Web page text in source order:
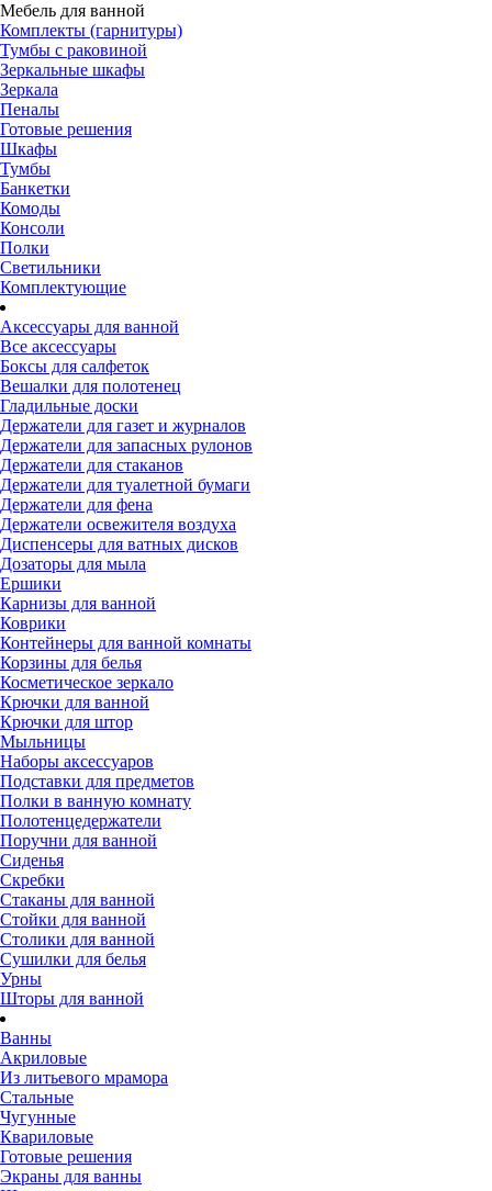
Мебель для ванной
Комплекты (гарнитуры)
Тумбы с раковиной
Зеркальные шкафы
Зеркала
Пеналы
Готовые решения
Шкафы
Тумбы
Банкетки
Комоды
Консоли
Полки
Светильники
Комплектующие
Аксессуары для ванной
Все аксессуары
Боксы для салфеток
Вешалки для полотенец
Гладильные доски
Держатели для газет и журналов
Держатели для запасных рулонов
Держатели для стаканов
Держатели для туалетной бумаги
Держатели для фена
Держатели освежителя воздуха
Диспенсеры для ватных дисков
Дозаторы для мыла
Ершики
Карнизы для ванной
Коврики
Контейнеры для ванной комнаты
Корзины для белья
Косметическое зеркало
Крючки для ванной
Крючки для штор
Мыльницы
Наборы аксессуаров
Подставки для предметов
Полки в ванную комнату
Полотенцедержатели
Поручни для ванной
Сиденья
Скребки
Стаканы для ванной
Стойки для ванной
Столики для ванной
Сушилки для белья
Урны
Шторы для ванной
Ванны
Акриловые
Из литьевого мрамора
Стальные
Чугунные
Квариловые
Готовые решения
Экраны для ванны